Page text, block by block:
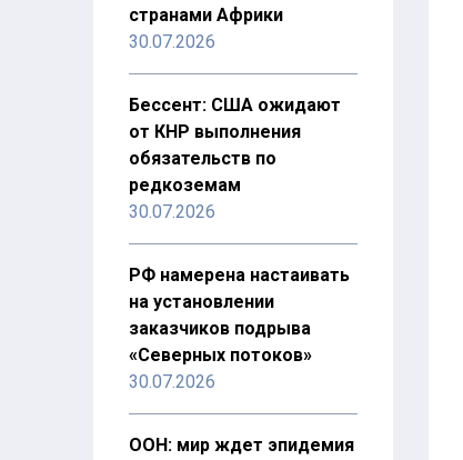
странами Африки
30.07.2026
Бессент: США ожидают
от КНР выполнения
обязательств по
редкоземам
30.07.2026
РФ намерена настаивать
на установлении
заказчиков подрыва
«Северных потоков»
30.07.2026
ООН: мир ждет эпидемия